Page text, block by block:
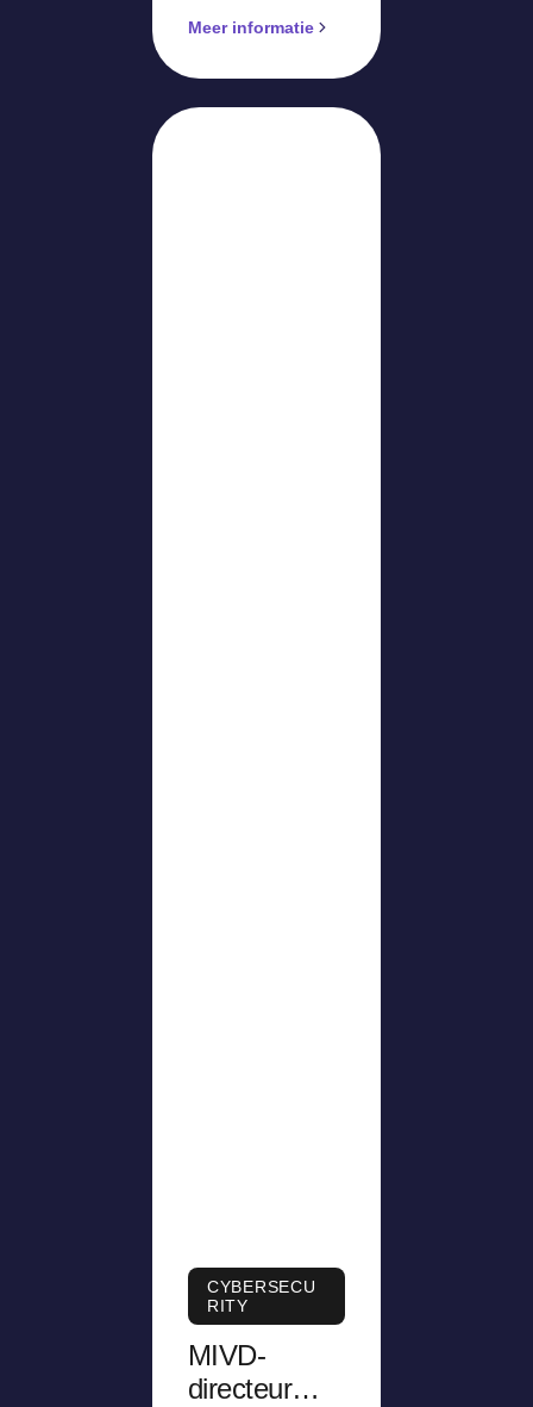
Meer informatie
CYBERSECU
RITY
MIVD-
directeur